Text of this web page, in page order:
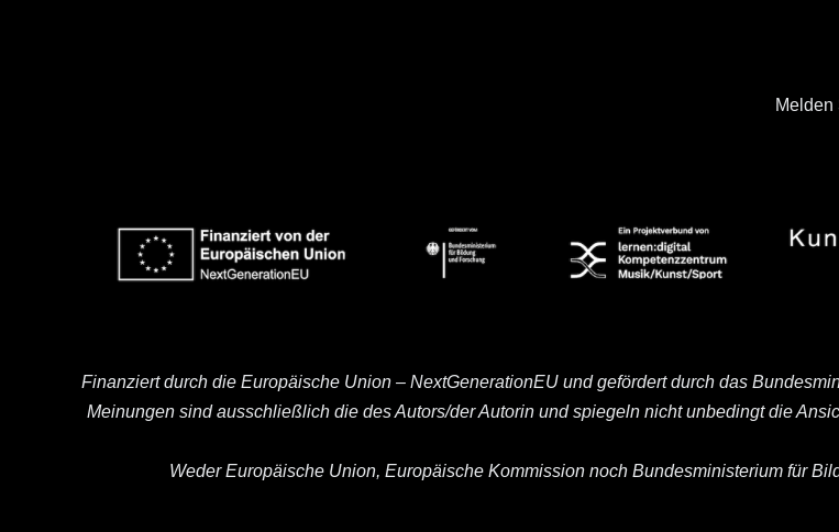
Melden
Finanziert durch die Europäische Union – NextGenerationEU und gefördert durch das
Meinungen sind ausschließlich die des Autors/der Autorin und spiegeln nicht unbedingt die
Weder Europäische Union, Europäische Kommission noch Bundesministerium für